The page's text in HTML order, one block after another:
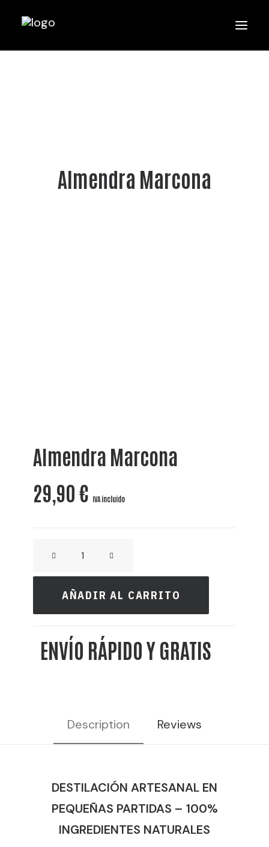
Almendra Marcona
Almendra Marcona
29,90€ IVA incluido
DESTILERÍA
MADRID
AÑADIR AL CARRITO
ENVÍO RÁPIDO Y GRATIS
Description Reviews
DESTILACIÓN ARTESANAL EN
PEQUEÑAS PARTIDAS – 100%
INGREDIENTES NATURALES